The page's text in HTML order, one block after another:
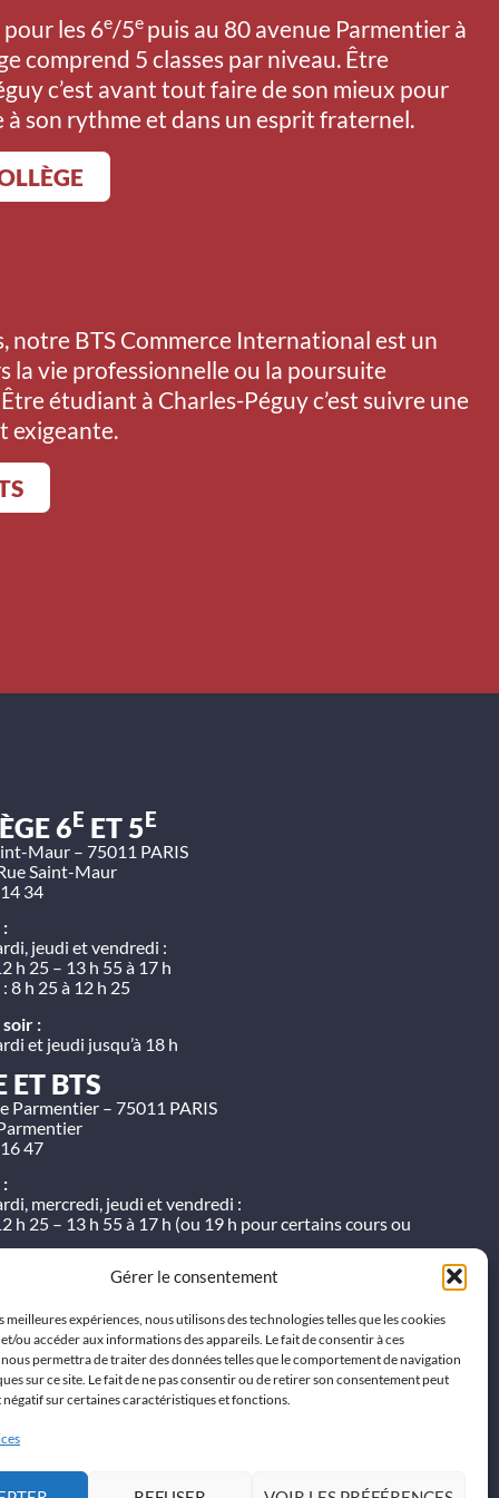
Gérer le consentement
meilleures expériences, nous utilisons des technologies telles que les cookies
ou accéder aux informations des appareils. Le fait de consentir à ces
permettra de traiter des données telles que le comportement de navigation
sur ce site. Le fait de ne pas consentir ou de retirer son consentement peut
sur certaines caractéristiques et fonctions.
les 6e/5e puis au 80 avenue Parmentier à
comprend 5 classes par niveau. Être
c’est avant tout faire de son mieux pour
à son rythme et dans un esprit fraternel.
notre BTS Commerce International est un
la vie professionnelle ou la poursuite
étudiant à Charles-Péguy c’est suivre une
exigeante.
6E ET 5E
Maur – 75011 PARIS
Saint-Maur
34
jeudi et vendredi :
h 25 – 13 h 55 à 17 h
8 h 25 à 12 h 25
soir :
et jeudi jusqu’à 18 h
ET BTS
Parmentier – 75011 PARIS
47
mercredi, jeudi et vendredi :
h 25 – 13 h 55 à 17 h (ou 19 h pour certains cours ou